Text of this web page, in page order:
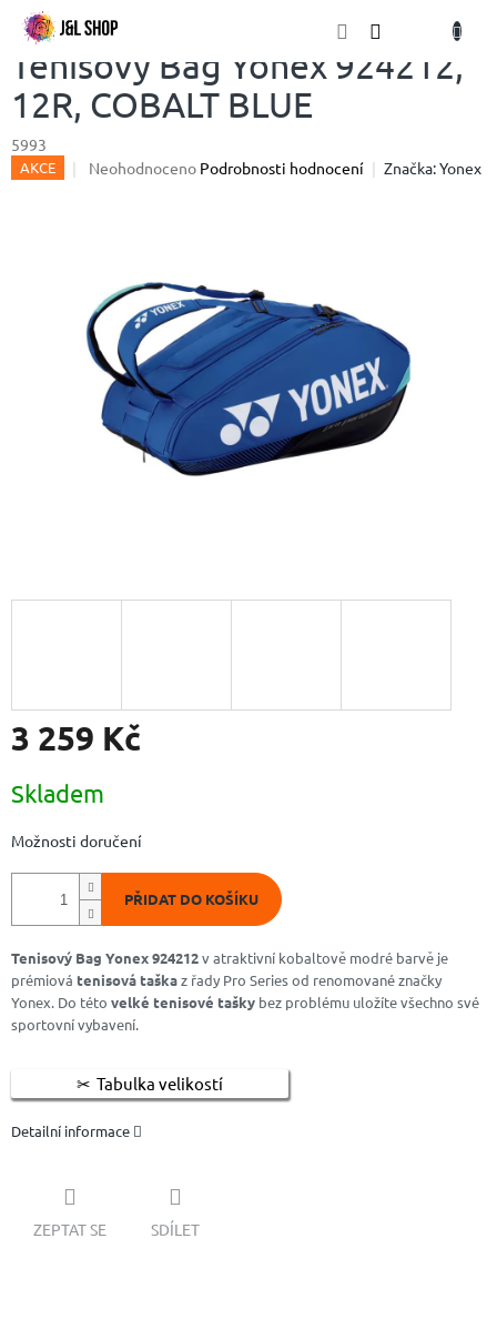
Přejít
obsahTenisový Bag Yonex 924212,
12R, COBALT BLUE
5993
AKCE
Průměrné
hvězdiček.
Neohodnoceno Podrobnosti hodnocení Značka:Yonex
3 259 Kč
cena:
Skladem
Možnosti doručení
PŘIDAT DO KOŠÍKU
Tenisový Bag Yonex 924212v atraktivní kobaltově modré barvě je
prémiová tenisová taškaz řady Pro Series od renomované značky
Yonex. Do této velké tenisové tašky bez problému uložíte všechno své
sportovní vybavení.
Tabulka velikostí
Detailní informace
ZEPTAT SE SDÍLET